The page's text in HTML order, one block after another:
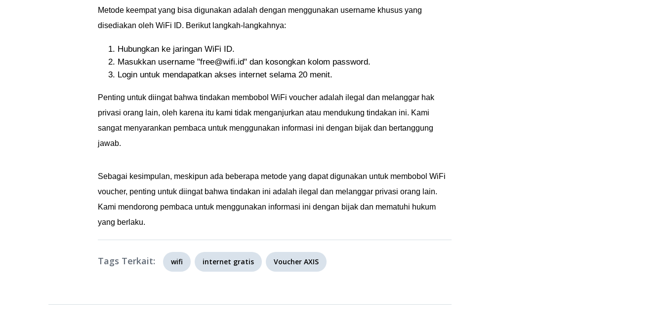
Metode keempat yang bisa digunakan adalah dengan menggunakan username khusus yang
disediakan oleh WiFi ID. Berikut langkah-langkahnya:
Hubungkan ke jaringan WiFi ID.
Masukkan username "free@wifi.id" dan kosongkan kolom password.
Login untuk mendapatkan akses internet selama 20 menit.
Penting untuk diingat bahwa tindakan membobol WiFi voucher adalah ilegal dan melanggar hak
privasi orang lain, oleh karena itu kami tidak menganjurkan atau mendukung tindakan ini. Kami
sangat menyarankan pembaca untuk menggunakan informasi ini dengan bijak dan bertanggung
jawab.
Sebagai kesimpulan, meskipun ada beberapa metode yang dapat digunakan untuk membobol WiFi
voucher, penting untuk diingat bahwa tindakan ini adalah ilegal dan melanggar privasi orang lain.
Kami mendorong pembaca untuk menggunakan informasi ini dengan bijak dan mematuhi hukum
yang berlaku.
Tags Terkait: wifi internet gratis Voucher AXIS